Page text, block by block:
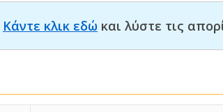
Κάντε κλικ εδώ και λύστε τις